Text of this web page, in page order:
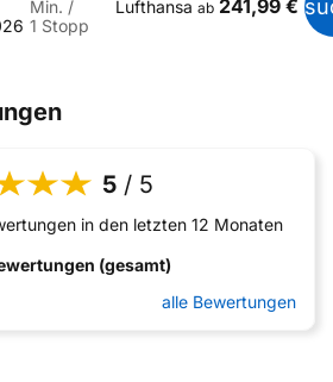
Min. /
1 Stopp
Lufthansa ab 241,99 €
5 / 5
in den letzten 12 Monaten
(gesamt)
alle Bewertungen